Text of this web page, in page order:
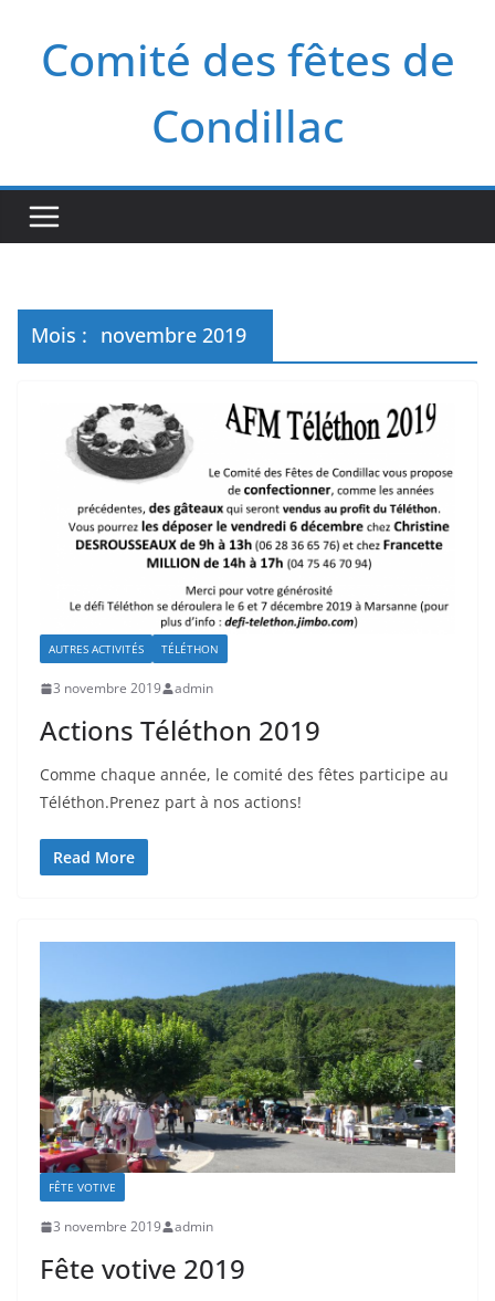
contenuComité des fêtes de
Condillac
Mois : novembre 2019
AUTRES ACTIVITÉS TÉLÉTHON
3 novembre 2019 admin
Actions Téléthon 2019
Comme chaque année, le comité des fêtes participe au
Téléthon.Prenez part à nos actions!
Read More
FÊTE VOTIVE
3 novembre 2019 admin
Fête votive 2019